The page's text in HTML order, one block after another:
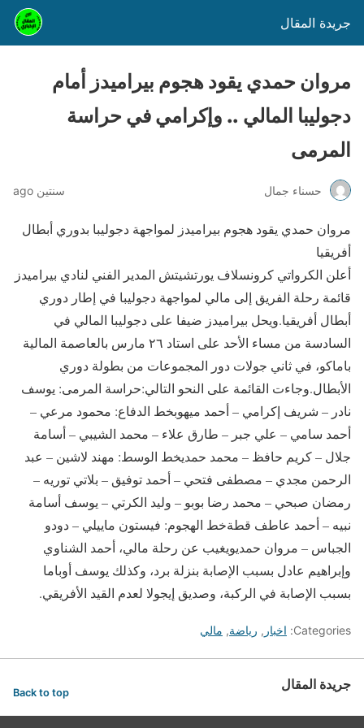
جريدة المقال
مروان حمدي يقود هجوم بيراميدز أمام
دجوليبا المالي .. وإكرامي في حراسة
المرمى
حسناء جمال سنتين ago
مروان حمدي يقود هجوم بيراميدز لمواجهة دجوليبا بدوري أبطال
أفريقيا
أعلن الكرواتي كرونسلاف يورتشيتش المدير الفني لنادي بيراميدز
قائمة رحلة الفريق إلى مالي لمواجهة دجوليبا في إطار دوري
أبطال أفريقيا.ويحل بيراميدز ضيفا على دجوليبا المالي في
السادسة من مساء الأحد على استاد ٢٦ مارس بالعاصمة المالية
باماكو، في ثاني جولات دور المجموعات من بطولة دوري
الأبطال.وجاءت القائمة على النحو التالي:حراسة المرمى: يوسف
نادر – شريف إكرامي – أحمد ميهوبخط الدفاع: محمود مرعي –
أحمد سامي – علي جبر – طارق علاء – محمد الشيبي – أسامة
جلال – كريم حافظ – محمد حمديخط الوسط: مهند لاشين – عبد
الرحمن مجدي – مصطفى فتحي – أحمد توفيق – بلاتي توريه –
رمضان صبحي – محمد رضا بوبو – وليد الكرتي – يوسف أسامة
نبيه – أحمد عاطف قطةخط الهجوم: فيستون ماييلي – دودو
الجباس – مروان حمديويغيب عن رحلة مالي، أحمد الشناوي
وإبراهيم عادل بسبب الإصابة بنزلة برد، وكذلك يوسف أوباما
بسبب الإصابة في الركبة، وصديق إيجولا لعدم القيد الأفريقي.
Categories: اخبار , رياضة, مالي
جريدة المقال Back to top